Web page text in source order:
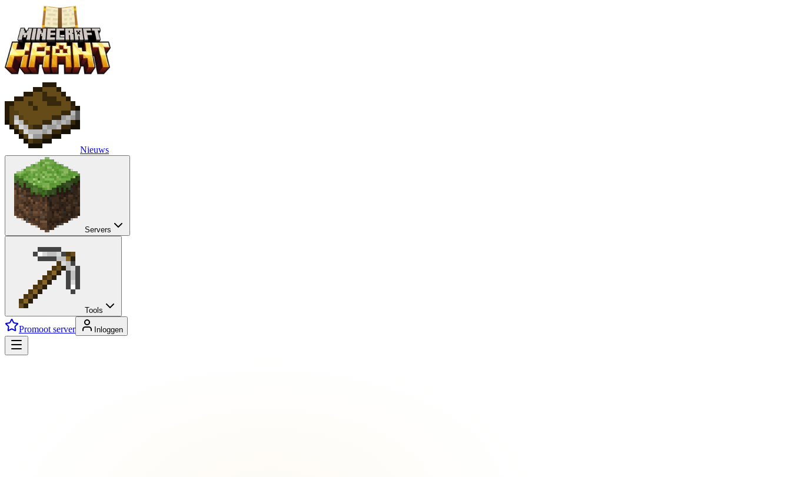
Nieuws
Servers
Tools
Promoot server Inloggen